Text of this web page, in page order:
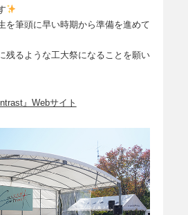
を筆頭に早い時期から準備を進めて
残るような工大祭になることを願い
』Webサイト